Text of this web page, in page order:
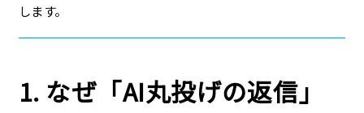
します。
1. なぜ「AI丸投げの返信」